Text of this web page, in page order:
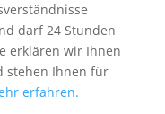
darf 24 Stunden
erklären wir Ihnen
stehen Ihnen für
erfahren.